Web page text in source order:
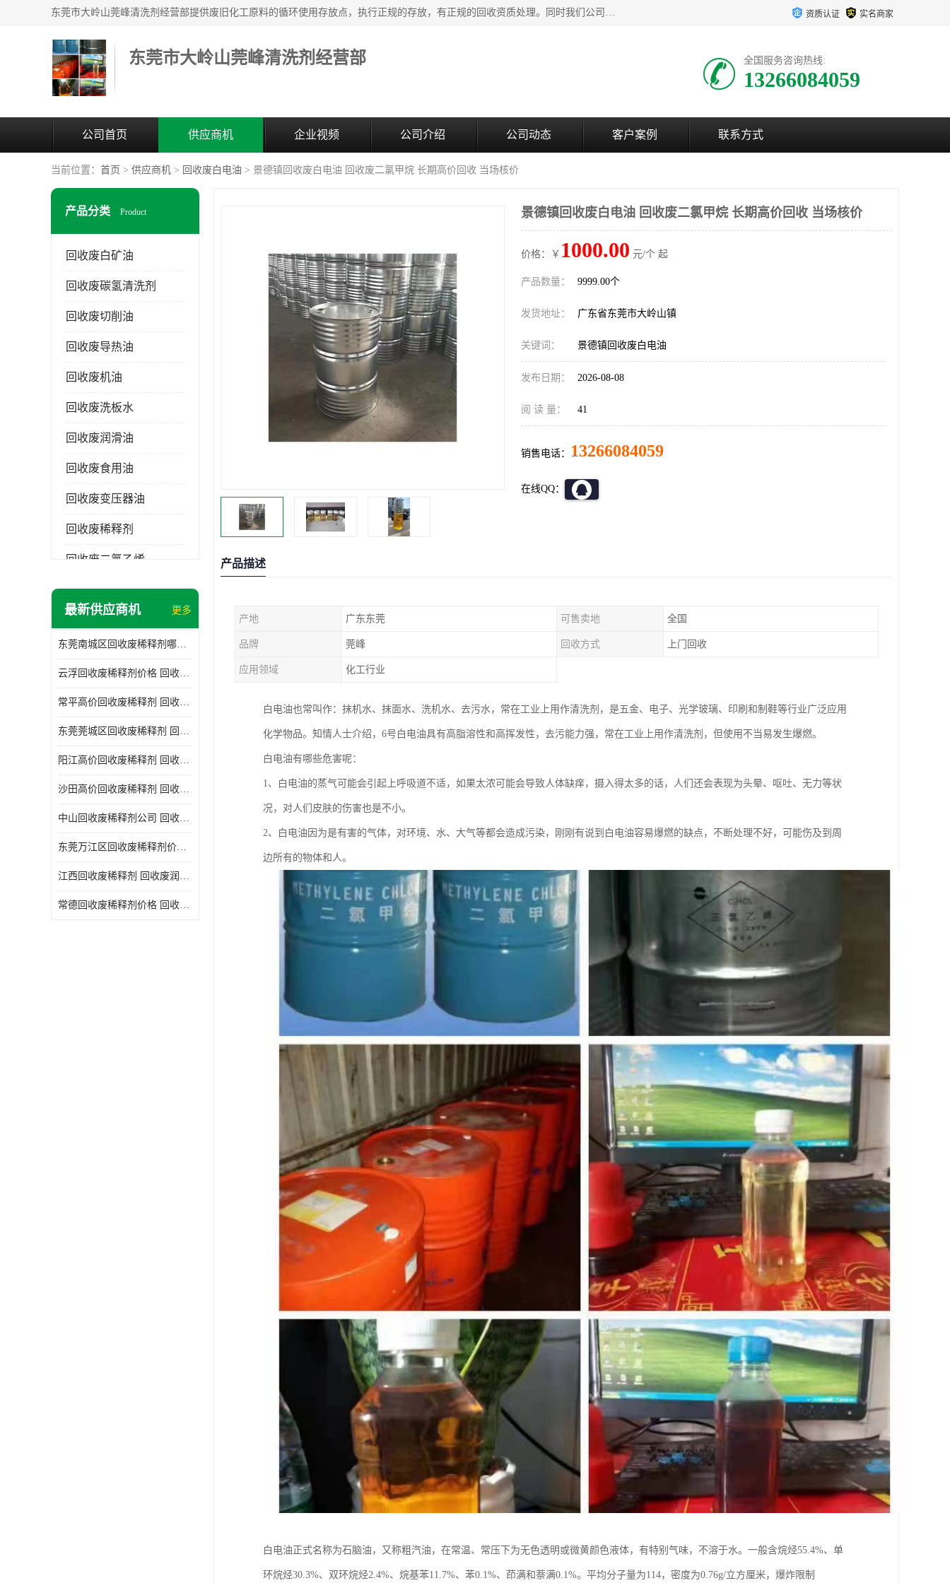
东莞市大岭山莞峰清洗剂经营部提供废旧化工原料的循环使用存放点，执行正规的存放，有正规的回收资质处理。同时我们公司批发零售回收级清洗剂，废液压油、废变压油、废清洗剂、脱模油、再生基础油，质量保证。 资质认证 实名商家
东莞市大岭山莞峰清洗剂经营部 全国服务咨询热线:
13266084059
公司首页 供应商机 企业视频 公司介绍 公司动态 客户案例 联系方式
当前位置： 首页 > 供应商机 > 回收废白电油 > 景德镇回收废白电油 回收废二氯甲烷 长期高价回收 当场核价
产品分类 Product
回收废白矿油
回收废碳氢清洗剂
回收废切削油
回收废导热油
回收废机油
回收废洗板水
回收废润滑油
回收废食用油
回收废变压器油
回收废稀释剂
回收废二氯乙烯
回收废清洗剂
回收废三氯乙烯
回收废清洗液
最新供应商机 更多
东莞南城区回收废稀释剂哪家好 回收废清洗剂
云浮回收废稀释剂价格 回收废润滑油
常平高价回收废稀释剂 回收废碳氢清洗剂
东莞莞城区回收废稀释剂 回收废食用油
阳江高价回收废稀释剂 回收废二氯甲烷
沙田高价回收废稀释剂 回收废机油
中山回收废稀释剂公司 回收废切削油
东莞万江区回收废稀释剂价格 回收废白电油
江西回收废稀释剂 回收废润滑油
常德回收废稀释剂价格 回收废清洗液
景德镇回收废白电油 回收废二氯甲烷 长期高价回收 当场核价
价格：￥ 1000.00 元/个 起
产品数量： 9999.00个
发货地址： 广东省东莞市大岭山镇
关键词： 景德镇回收废白电油
发布日期： 2026-08-08
阅 读 量： 41
销售电话： 13266084059
在线QQ：
产品描述
产地 广东东莞 可售卖地 全国
品牌 莞峰 回收方式 上门回收
应用领域 化工行业
白电油也常叫作：抹机水、抹面水、洗机水、去污水，常在工业上用作清洗剂，是五金、电子、光学玻璃、印刷和制鞋等行业广泛应用
化学物品。知情人士介绍，6号白电油具有高脂溶性和高挥发性，去污能力强，常在工业上用作清洗剂，但使用不当易发生爆燃。
白电油有哪些危害呢：
1、白电油的蒸气可能会引起上呼吸道不适，如果太浓可能会导致人体缺痒，摄入得太多的话，人们还会表现为头晕、呕吐、无力等状
况，对人们皮肤的伤害也是不小。
2、白电油因为是有害的气体，对环境、水、大气等都会造成污染，刚刚有说到白电油容易爆燃的缺点，不断处理不好，可能伤及到周
边所有的物体和人。
白电油正式名称为石脑油，又称粗汽油，在常温、常压下为无色透明或微黄颜色液体，有特别气味，不溶于水。一般含烷烃55.4%、单
环烷烃30.3%、双环烷烃2.4%、烷基苯11.7%、苯0.1%、茚满和萘满0.1%。平均分子量为114，密度为0.76g/立方厘米，爆炸限制